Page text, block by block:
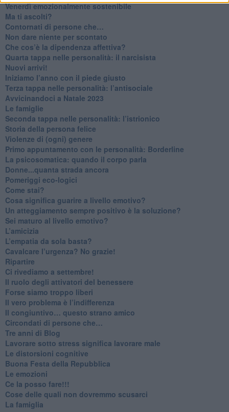
​Venerdì emozionalmente sostenibile
Ma ti ascolti?
Contornati di persone che…
Non dare niente per scontato
Che cos’è la dipendenza affettiva?
Quarta tappa nelle personalità: il narcisista
​Nuovi arrivi!
​Iniziamo l’anno con il piede giusto
​Terza tappa nelle personalità: l’antisociale
​Avvicinandoci a Natale 2023
Le famiglie
Seconda tappa nelle personalità: l’istrionico
​Storia della persona felice
Violenze di (ogni) genere
​Primo appuntamento con le personalità: Borderline
La psicosomatica: quando il corpo parla
Donne...quanta strada ancora
​Pomeriggi eco-logici
​Come stai?
Cosa significa guarire a livello emotivo?
​Un atteggiamento sempre positivo è la soluzione?
​Sei maturo al livello emotivo?
​L’amicizia
​L’empatia da sola basta?
​Cavalcare l’urgenza? No grazie!
Ripartire
​Ci rivediamo a settembre!
​Il ruolo degli attivatori del benessere
​Forse siamo troppo liberi
​Il vero problema è l’indifferenza
​Il congiuntivo… questo strano amico
​Circondati di persone che…
​Tre anni di Blog
​Lavorare sotto stress significa lavorare male
​Le distorsioni cognitive
​Buona Festa della Repubblica
Le emozioni
​Ce la posso fare!!!
​Cose delle quali non dovremmo scusarci
​La famiglia